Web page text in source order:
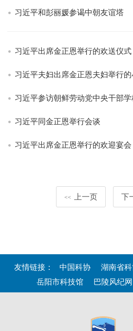
习近平和彭丽媛参谒中朝友谊塔
习近平出席金正恩举行的欢送仪式
习近平参访朝鲜劳动党中央干部学
习近平同金正恩举行会谈
习近平出席金正恩举行的欢迎宴会
<< 上一页 下
友情链接： 中国科协 湖南省
岳阳市科技馆
巴陵风纪网